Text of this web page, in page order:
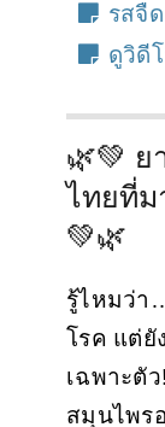
รสจืด
ดูวิดี
🌿💚
ไทยที่ม
💚🌿
รู้ไหมว่า
โรค แต่ยั
เฉพาะตั
สมุนไพร